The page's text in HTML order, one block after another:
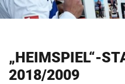
„HEIM­­­SPIEL“-
2018/2009